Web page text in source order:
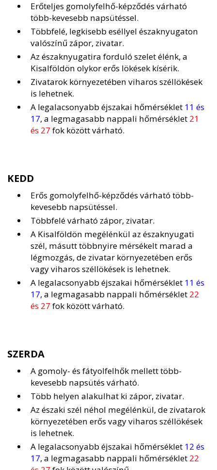
Erőteljes gomolyfelhő-képződés várható
több-kevesebb napsütéssel.
Többfelé, legkisebb eséllyel északnyugaton
valószínű zápor, zivatar.
Az északnyugatira forduló szelet élénk, a
Kisalföldön olykor erős lökések kísérik.
Zivatarok környezetében viharos széllökések
is lehetnek.
A legalacsonyabb éjszakai hőmérséklet 11 és
17, a legmagasabb nappali hőmérséklet 21
és 27 fok között várható.
KEDD
Erős gomolyfelhő-képződés várható több-
kevesebb napsütéssel.
Többfelé várható zápor, zivatar.
A Kisalföldön megélénkül az északnyugati
szél, másutt többnyire mérsékelt marad a
légmozgás, de zivatar környezetében erős
vagy viharos széllökések is lehetnek.
A legalacsonyabb éjszakai hőmérséklet 11 és
17, a legmagasabb nappali hőmérséklet 22
és 27 fok között várható.
SZERDA
A gomoly- és fátyolfelhők mellett több-
kevesebb napsütés várható.
Több helyen alakulhat ki zápor, zivatar.
Az északi szél néhol megélénkül, de zivatarok
környezetében erős vagy viharos széllökések
is lehetnek.
A legalacsonyabb éjszakai hőmérséklet 12 és
17, a legmagasabb nappali hőmérséklet 22